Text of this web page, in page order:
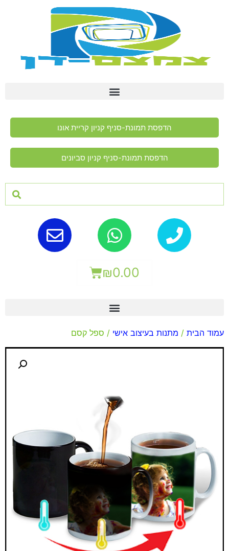
הדפסת תמונת-סניף קניון קריית אונו
הדפסת תמונת-סניף קניון סביונים
₪0.00
עמוד הבית / מתנות בעיצוב אישי / ספל קסם